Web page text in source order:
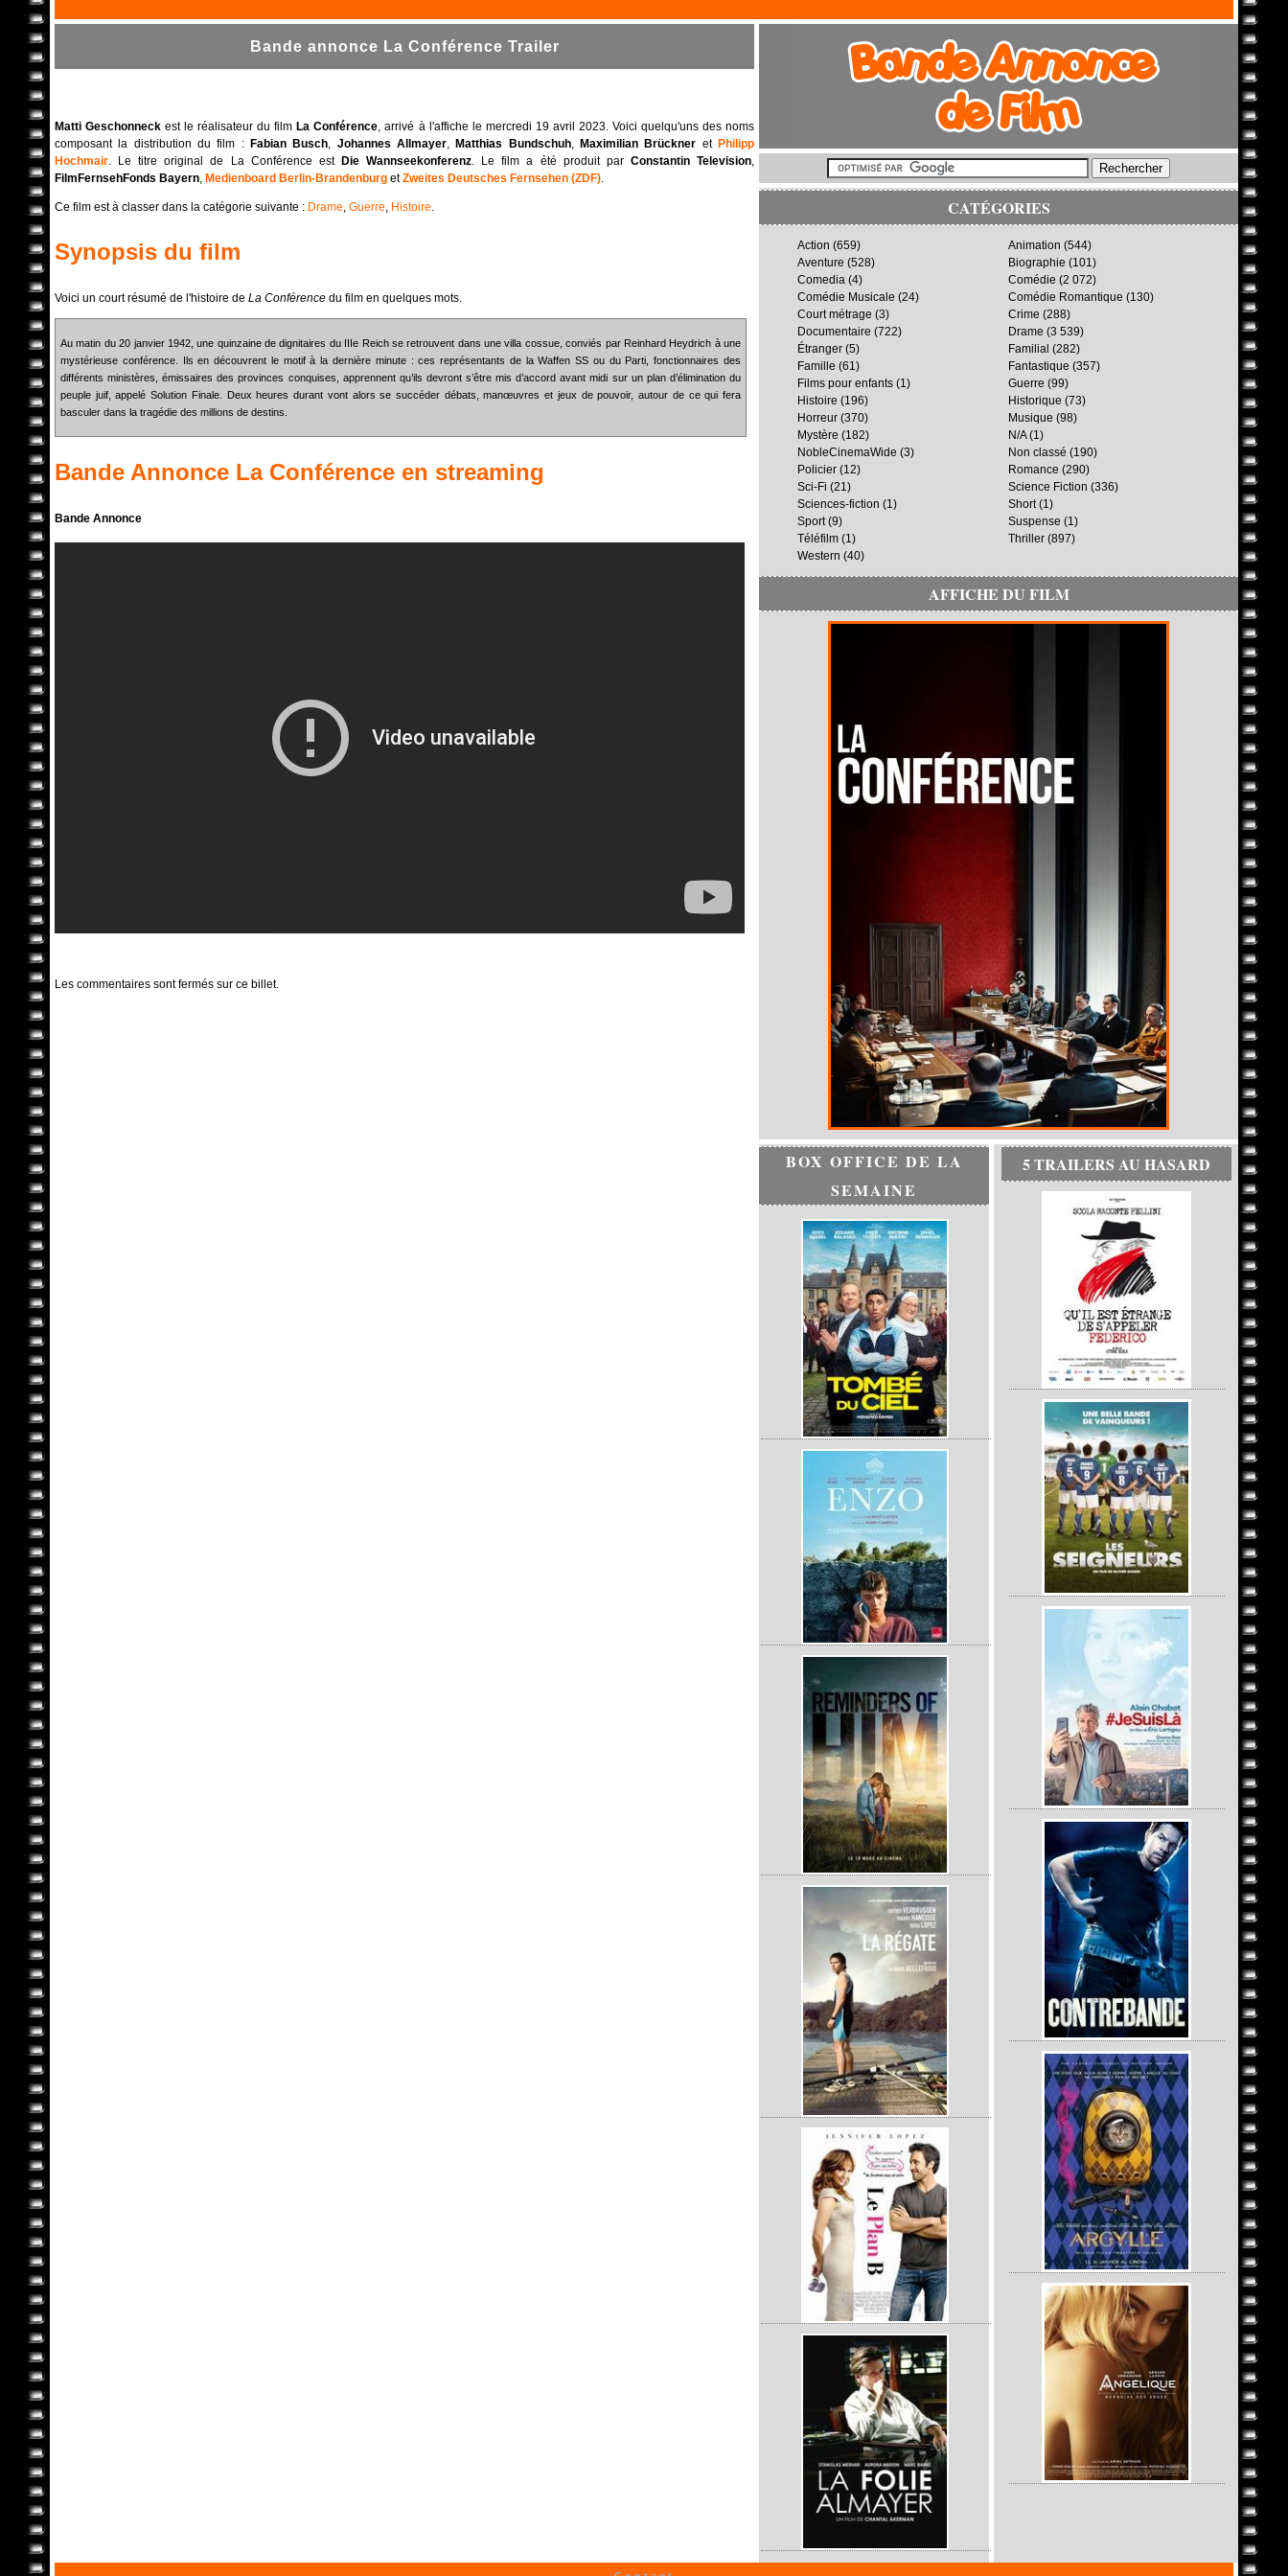
Bande annonce La Conférence Trailer
Matti Geschonneck est le réalisateur du film La Conférence, arrivé à l'affiche le mercredi 19 avril 2023. Voici quelqu'uns des noms
composant la distribution du film : Fabian Busch, Johannes Allmayer, Matthias Bundschuh, Maximilian Brückner et Philipp
Hochmair. Le titre original de La Conférence est Die Wannseekonferenz. Le film a été produit par Constantin Television,
FilmFernsehFonds Bayern, Medienboard Berlin-Brandenburg etZweites Deutsches Fernsehen (ZDF).
Ce film est à classer dans la catégorie suivante : Drame, Guerre, Histoire.
Synopsis du film
Voici un court résumé de l'histoire de La Conférence du film en quelques mots.
Au matin du 20 janvier 1942, une quinzaine de dignitaires du IIIe Reich se retrouvent dans une villa cossue, conviés par Reinhard Heydrich à une
mystérieuse conférence. Ils en découvrent le motif à la dernière minute : ces représentants de la Waffen SS ou du Parti, fonctionnaires des
différents ministères, émissaires des provinces conquises, apprennent qu’ils devront s’être mis d’accord avant midi sur un plan d’élimination du
peuple juif, appelé Solution Finale. Deux heures durant vont alors se succéder débats, manœuvres et jeux de pouvoir, autour de ce qui fera
basculer dans la tragédie des millions de destins.
Bande Annonce La Conférence en streaming
Bande Annonce
Les commentaires sont fermés sur ce billet.
CATÉGORIES
Action (659) Animation (544)
Aventure (528) Biographie (101)
Comedia (4) Comédie (2 072)
Comédie Musicale (24) Comédie Romantique (130)
Court métrage (3) Crime (288)
Documentaire (722) Drame (3 539)
Étranger (5) Familial (282)
Famille (61) Fantastique (357)
Films pour enfants (1) Guerre (99)
Histoire (196) Historique (73)
Horreur (370) Musique (98)
Mystère (182) N/A(1)
NobleCinemaWide (3) Non classé (190)
Policier (12) Romance (290)
Sci-Fi (21) Science Fiction (336)
Sciences-fiction (1) Short(1)
Sport(9) Suspense (1)
Téléfilm (1) Thriller (897)
Western (40)
AFFICHE DU FILM
BOX OFFICE DE LA
SEMAINE
5 TRAILERS AU HASARD